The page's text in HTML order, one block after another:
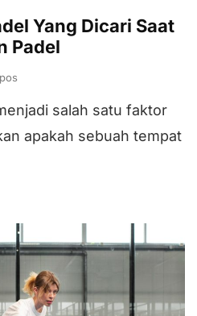
Yang Dicari Saat
Padel
salah satu faktor
apakah sebuah tempat